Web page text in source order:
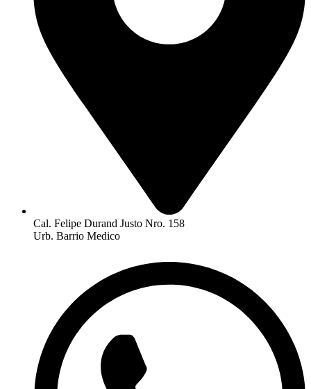
Cal. Felipe Durand Justo Nro. 158
Urb. Barrio Medico